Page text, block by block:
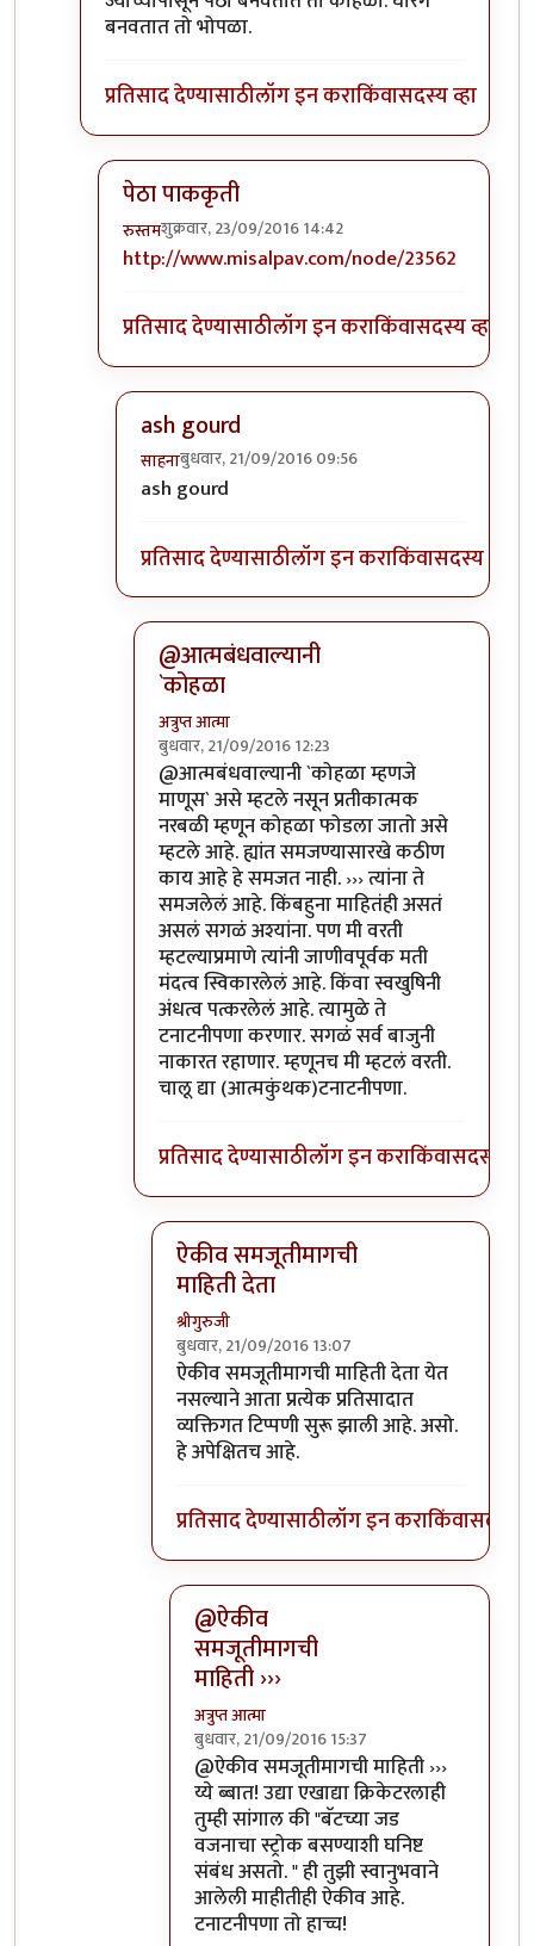
बनवतात तो भोपळा.
प्रतिसाद देण्यासाठीलॉग इन कराकिंवासदस्य व्हा
पेठा पाककृती
रुस्तमशुक्रवार, 23/09/2016 14:42
In reply toतू बी स्पेसिफिकbyअप्पा जोगळेकर
http://www.misalpav.com/node/23562
प्रतिसाद देण्यासाठीलॉग इन कराकिंवासदस्य व्हा
ash gourd
साहनाबुधवार, 21/09/2016 09:56
In reply to
ash gourd
प्रतिसाद देण्यासाठीलॉग इन कराकिंवासदस्य व्हा
@आत्मबंधवाल्यानी
`कोहळा
अत्रुप्त आत्मा
बुधवार, 21/09/2016 12:23
In reply toआत्मबंधवाल्यानी `कोहळा म्हणजे
@आत्मबंधवाल्यानी `कोहळा म्हणजे
माणूस` असे म्हटले नसून प्रतीकात्मक
नरबळी म्हणून कोहळा फोडला जातो असे
म्हटले आहे. ह्यांत समजण्यासारखे कठीण
काय आहे हे समजत नाही. ››› त्यांना ते
समजलेलं आहे. किंबहुना माहितंही असतं
असलं सगळं अश्यांना. पण मी वरती
म्हटल्याप्रमाणे त्यांनी जाणीवपूर्वक मती
मंदत्व स्विकारलेलं आहे. किंवा स्वखुषिनी
अंधत्व पत्करलेलं आहे. त्यामुळे ते
टनाटनीपणा करणार. सगळं सर्व बाजुनी
नाकारत रहाणार. म्हणूनच मी म्हटलं वरती.
चालू द्या (आत्मकुंथक)टनाटनीपणा.
प्रतिसाद देण्यासाठीलॉग इन कराकिंवासदस्य व्हा
ऐकीव समजूतीमागची
माहिती देता
श्रीगुरुजी
बुधवार, 21/09/2016 13:07
In reply to@आत्मबंधवाल्यानी `कोहळा
ऐकीव समजूतीमागची माहिती देता येत
नसल्याने आता प्रत्येक प्रतिसादात
व्यक्तिगत टिप्पणी सुरू झाली आहे. असो.
हे अपेक्षितच आहे.
प्रतिसाद देण्यासाठीलॉग इन कराकिंवासदस्य
@ऐकीव
समजूतीमागची
माहिती ›››
अत्रुप्त आत्मा
बुधवार, 21/09/2016 15:37
In reply toऐकीव समजूतीमागची माहिती देता
@ऐकीव समजूतीमागची माहिती ›››
य्ये ब्बात! उद्या एखाद्या क्रिकेटरलाही
तुम्ही सांगाल की "बॅटच्या जड
वजनाचा स्ट्रोक बसण्याशी घनिष्ट
संबंध असतो. " ही तुझी स्वानुभवाने
आलेली माहीतीही ऐकीव आहे.
टनाटनीपणा तो हाच्च!